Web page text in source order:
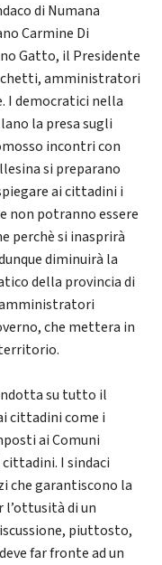
di Numana
Carmine Di
Gatto, il Presidente
amministratori
I democratici nella
la presa sugli
incontri con
si preparano
ai cittadini i
non potranno essere
perchè si inasprirà
diminuirà la
della provincia di
amministratori
che mettera in
su tutto il
cittadini come i
ai Comuni
I sindaci
che garantiscono la
di un
piuttosto,
far fronte ad un